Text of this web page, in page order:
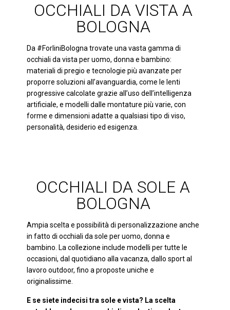
OCCHIALI DA VISTA A
BOLOGNA
Da #ForliniBologna trovate una vasta gamma di
occhiali da vista per uomo, donna e bambino:
materiali di pregio e tecnologie più avanzate per
proporre soluzioni all’avanguardia, come le lenti
progressive calcolate grazie all’uso dell’intelligenza
artificiale, e modelli dalle montature più varie, con
forme e dimensioni adatte a qualsiasi tipo di viso,
personalità, desiderio ed esigenza.
OCCHIALI DA SOLE A
BOLOGNA
Ampia scelta e possibilità di personalizzazione anche
in fatto di occhiali da sole per uomo, donna e
bambino. La collezione include modelli per tutte le
occasioni, dal quotidiano alla vacanza, dallo sport al
lavoro outdoor, fino a proposte uniche e
originalissime.
E se siete indecisi tra sole e vista? La scelta